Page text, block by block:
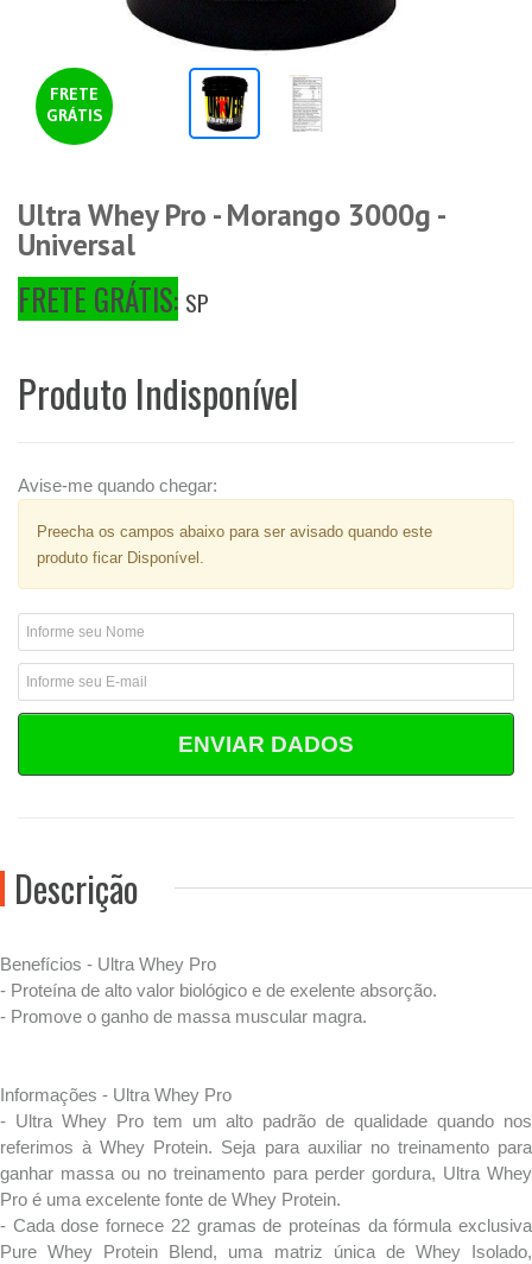
FRETE
GRÁTIS
Ultra Whey Pro - Morango 3000g -
Universal
FRETE GRÁTIS: SP
Produto Indisponível
Avise-me quando chegar:
Preecha os campos abaixo para ser avisado quando este
produto ficar Disponível.
ENVIAR DADOS
Descrição
Benefícios - Ultra Whey Pro
- Proteína de alto valor biológico e de exelente absorção.
- Promove o ganho de massa muscular magra.
Informações - Ultra Whey Pro
- Ultra Whey Pro tem um alto padrão de qualidade quando nos
referimos à Whey Protein. Seja para auxiliar no treinamento para
ganhar massa ou no treinamento para perder gordura, Ultra Whey
Pro é uma excelente fonte de Whey Protein.
- Cada dose fornece 22 gramas de proteínas da fórmula exclusiva
Pure Whey Protein Blend, uma matriz única de Whey Isolado,